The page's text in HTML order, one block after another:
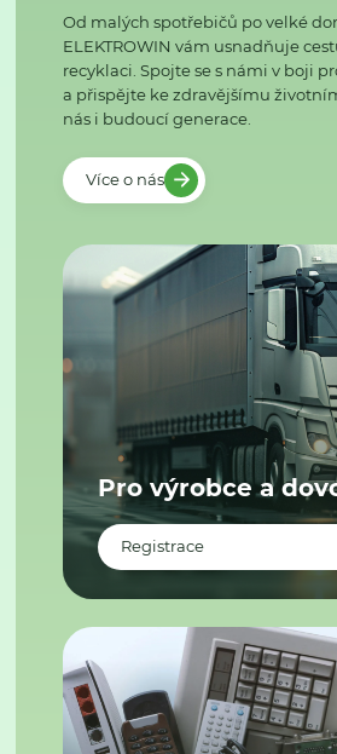
Od malých spotřebičů po velké
ELEKTROWIN vám usnadňuje
recyklaci. Spojte se s námi v boji
a přispějte ke zdravějšímu
nás i budoucí generace.
Více o nás
Pro výrobce a
Registrace